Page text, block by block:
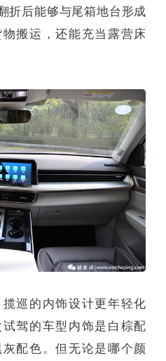
折后能够与尾箱地台形成
搬运，还能充当露营床
巡的内饰设计更年轻化
驾的车型内饰是白棕配
配色。但无论是哪个颜